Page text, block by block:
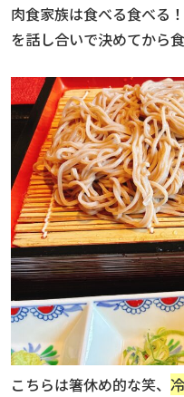
肉食家族は食べる食べる
を話し合いで決めてから
こちらは箸休め的な笑、